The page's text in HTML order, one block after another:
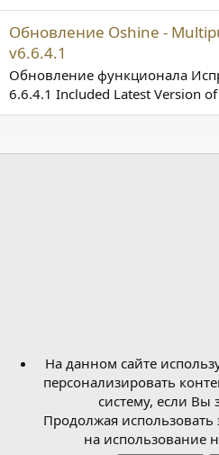
Обновление Oshine -
v6.6.4.1
Обновление функционала
6.6.4.1 Included Latest Version of
На данном сайте
персонализировать
систему, если Вы
Продолжая использовать
на использование